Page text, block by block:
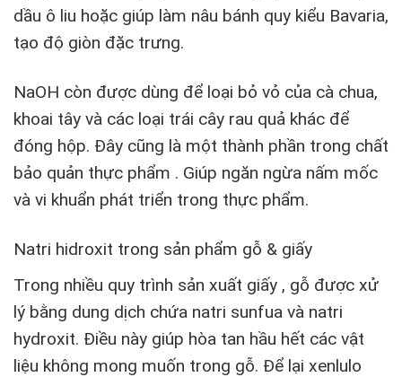
dầu ô liu hoặc giúp làm nâu bánh quy kiểu Bavaria,
tạo độ giòn đặc trưng.
NaOH còn được dùng để loại bỏ vỏ của cà chua,
khoai tây và các loại trái cây rau quả khác để
đóng hộp. Đây cũng là một thành phần trong chất
bảo quản thực phẩm . Giúp ngăn ngừa nấm mốc
và vi khuẩn phát triển trong thực phẩm.
Natri hidroxit trong sản phẩm gỗ & giấy
Trong nhiều quy trình sản xuất giấy , gỗ được xử
lý bằng dung dịch chứa natri sunfua và natri
hydroxit. Điều này giúp hòa tan hầu hết các vật
liệu không mong muốn trong gỗ. Để lại xenlulo